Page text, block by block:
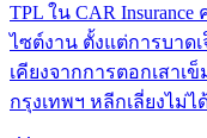
TPL ใน CAR
ไซต์งาน ตั้งแต่การบาด
เคียงจากการตอกเสาเ
กรุงเทพฯ หลีกเลี่ยงไม่ไ